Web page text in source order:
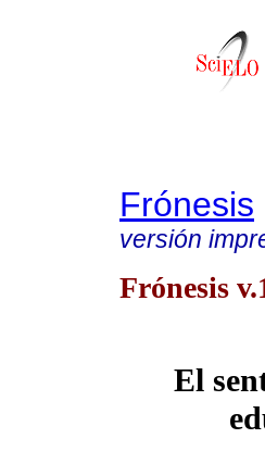
Frónesis
versión
Frónesis
El